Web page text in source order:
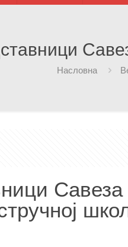
Насловна